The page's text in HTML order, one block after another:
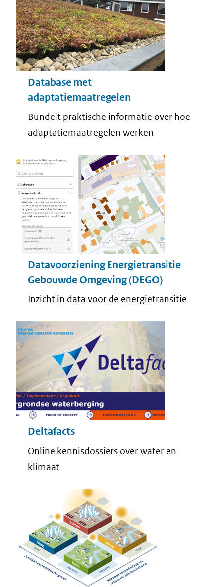
Database met
adaptatiemaatregelen
Bundelt praktische informatie over hoe
adaptatiemaatregelen werken
Datavoorziening Energietransitie
Gebouwde Omgeving (DEGO)
Inzicht in data voor de energietransitie
Deltafacts
Online kennisdossiers over water en
klimaat